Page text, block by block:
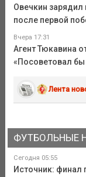
Овечкин
после первой
Вчера 17:31
Агент Тюкавина
«Посоветовал бы
Лента
ФУТБОЛЬНЫЕ
Сегодня 05:55
Источник: финал